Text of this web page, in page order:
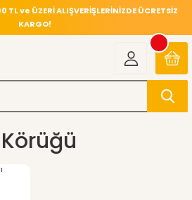
TL ve ÜZERİ ALIŞVERİŞLERİNİZDE ÜCRETSİZ
KARGO!
Körüğü